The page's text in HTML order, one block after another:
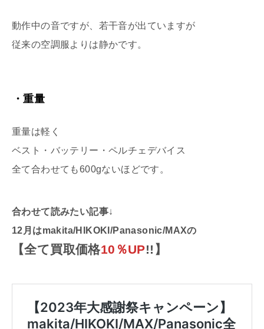
動作中の音ですが、若干音が出ていますが
従来の空調服よりは静かです。
・重量
重量は軽く
ベスト・バッテリー・ペルチェデバイス
全て合わせても600gないほどです。
合わせて読みたい記事↓
12月はmakita/HIKOKI/Panasonic/MAXの
【全て買取価格10％UP!!】